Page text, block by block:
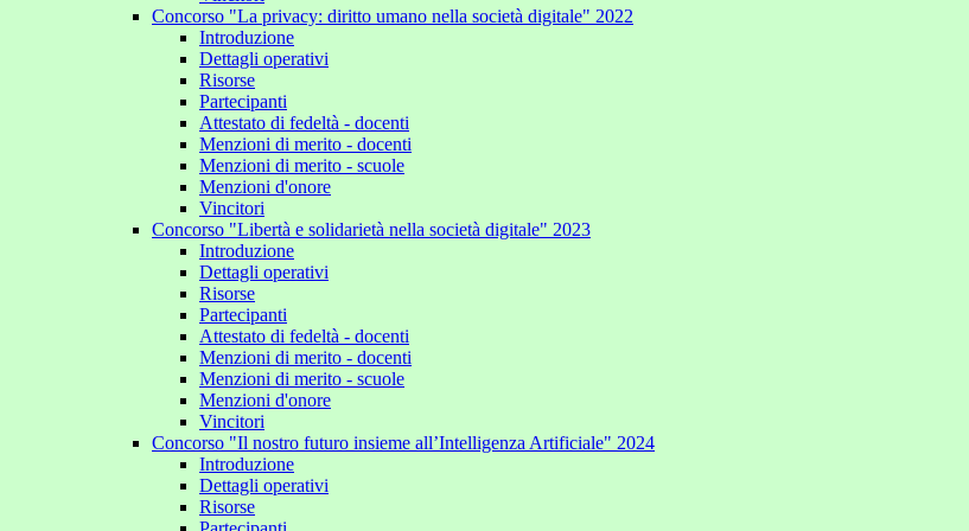
Concorso "La privacy: diritto umano nella società digitale" 2022
Introduzione
Dettagli operativi
Risorse
Partecipanti
Attestato di fedeltà - docenti
Menzioni di merito - docenti
Menzioni di merito - scuole
Menzioni d'onore
Vincitori
Concorso "Libertà e solidarietà nella società digitale" 2023
Introduzione
Dettagli operativi
Risorse
Partecipanti
Attestato di fedeltà - docenti
Menzioni di merito - docenti
Menzioni di merito - scuole
Menzioni d'onore
Vincitori
Concorso "Il nostro futuro insieme all’Intelligenza Artificiale" 2024
Introduzione
Dettagli operativi
Risorse